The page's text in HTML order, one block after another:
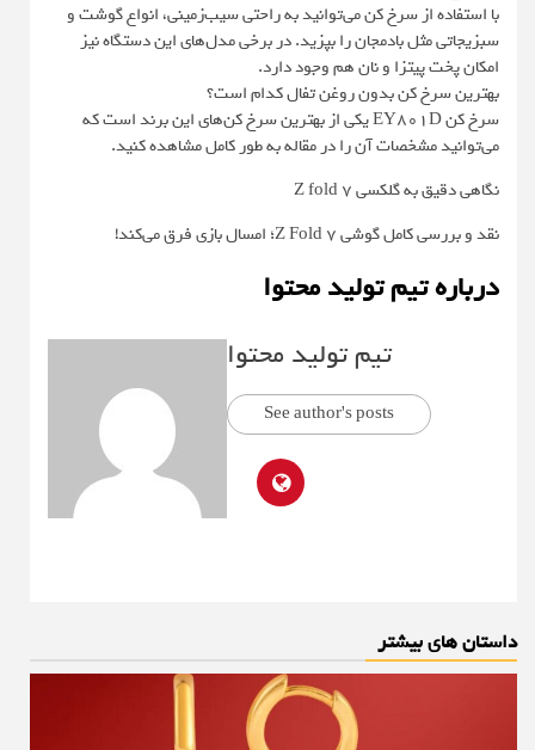
با استفاده از سرخ کن می‌توانید به راحتی سیب‌زمینی، انواع گوشت و
سبزیجاتی مثل بادمجان را بپزید. در برخی مدل‌های این دستگاه نیز
امکان پخت پیتزا و نان هم وجود دارد.
بهترین سرخ کن بدون روغن تفال کدام است؟
سرخ کن EY801D یکی از بهترین سرخ کن‌های این برند است که
می‌توانید مشخصات آن را در مقاله به طور کامل مشاهده کنید.
نگاهی دقیق به گلکسی Z fold 7
نقد و بررسی کامل گوشی Z Fold 7؛ امسال بازی فرق می‌کند!
درباره تیم تولید محتوا
تیم تولید محتوا
See author's posts
داستان های بیشتر